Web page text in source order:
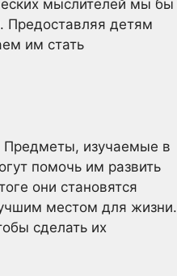
мыслителей мы бы
Предоставляя детям
им стать
Предметы, изучаемые в
помочь им развить
они становятся
местом для жизни.
сделать их